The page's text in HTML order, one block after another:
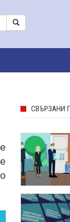
СВЪРЗАНИ